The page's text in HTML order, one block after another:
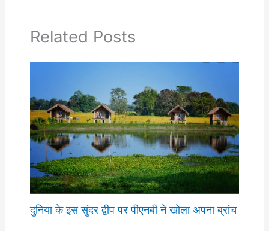
Related Posts
दुनिया के इस सुंदर द्वीप पर पीएनबी ने खोला अपना ब्रांच